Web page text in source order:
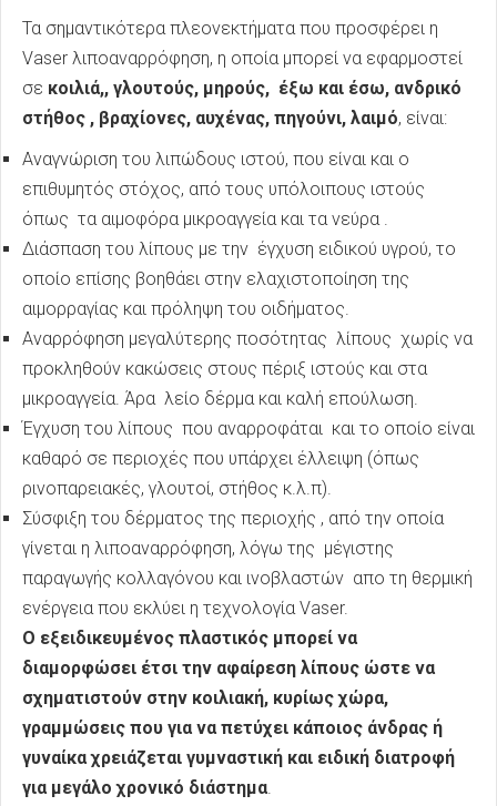
Τα σημαντικότερα πλεονεκτήματα που προσφέρει η
Vaser λιποαναρρόφηση, η οποία μπορεί να εφαρμοστεί
σε κοιλιά,, γλουτούς, μηρούς, έξω και έσω, ανδρικό
στήθος , βραχίονες, αυχένας, πηγούνι, λαιμό, είναι:
Αναγνώριση του λιπώδους ιστού, που είναι και ο
επιθυμητός στόχος, από τους υπόλοιπους ιστούς
όπως τα αιμοφόρα μικροαγγεία και τα νεύρα .
Διάσπαση του λίπους με την έγχυση ειδικού υγρού, το
οποίο επίσης βοηθάει στην ελαχιστοποίηση της
αιμορραγίας και πρόληψη του οιδήματος.
Αναρρόφηση μεγαλύτερης ποσότητας λίπους χωρίς να
προκληθούν κακώσεις στους πέριξ ιστούς και στα
μικροαγγεία. Άρα λείο δέρμα και καλή επούλωση.
Έγχυση του λίπους που αναρροφάται και το οποίο είναι
καθαρό σε περιοχές που υπάρχει έλλειψη (όπως
ρινοπαρειακές, γλουτοί, στήθος κ.λ.π).
Σύσφιξη του δέρματος της περιοχής , από την οποία
γίνεται η λιποαναρρόφηση, λόγω της μέγιστης
παραγωγής κολλαγόνου και ινοβλαστών απο τη θερμική
ενέργεια που εκλύει η τεχνολογία Vaser.
O εξειδικευμένος πλαστικός μπορεί να
διαμορφώσει έτσι την αφαίρεση λίπους ώστε να
σχηματιστούν στην κοιλιακή, κυρίως χώρα,
γραμμώσεις που για να πετύχει κάποιος άνδρας ή
γυναίκα χρειάζεται γυμναστική και ειδική διατροφή
για μεγάλο χρονικό διάστημα.